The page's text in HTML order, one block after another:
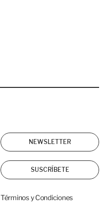
NEWSLETTER
SUSCRÍBETE
Términos y Condiciones